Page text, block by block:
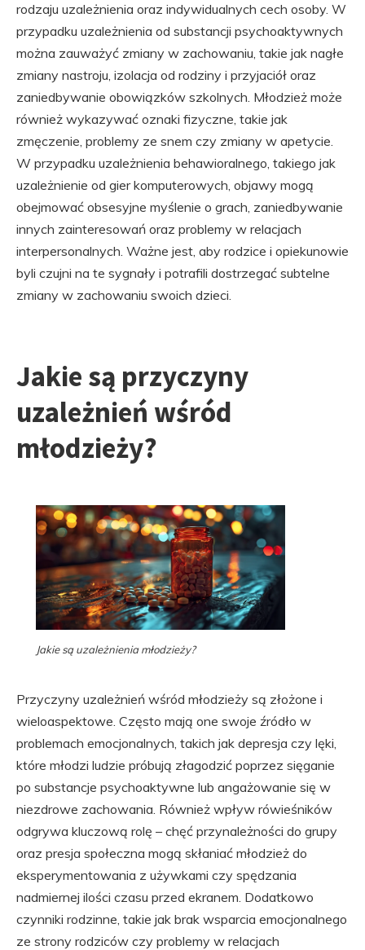
rodzaju uzależnienia oraz indywidualnych cech osoby. W
przypadku uzależnienia od substancji psychoaktywnych
można zauważyć zmiany w zachowaniu, takie jak nagłe
zmiany nastroju, izolacja od rodziny i przyjaciół oraz
zaniedbywanie obowiązków szkolnych. Młodzież może
również wykazywać oznaki fizyczne, takie jak
zmęczenie, problemy ze snem czy zmiany w apetycie.
W przypadku uzależnienia behawioralnego, takiego jak
uzależnienie od gier komputerowych, objawy mogą
obejmować obsesyjne myślenie o grach, zaniedbywanie
innych zainteresowań oraz problemy w relacjach
interpersonalnych. Ważne jest, aby rodzice i opiekunowie
byli czujni na te sygnały i potrafili dostrzegać subtelne
zmiany w zachowaniu swoich dzieci.
Jakie są przyczyny
uzależnień wśród
młodzieży?
Jakie są uzależnienia młodzieży?
Przyczyny uzależnień wśród młodzieży są złożone i
wieloaspektowe. Często mają one swoje źródło w
problemach emocjonalnych, takich jak depresja czy lęki,
które młodzi ludzie próbują złagodzić poprzez sięganie
po substancje psychoaktywne lub angażowanie się w
niezdrowe zachowania. Również wpływ rówieśników
odgrywa kluczową rolę – chęć przynależności do grupy
oraz presja społeczna mogą skłaniać młodzież do
eksperymentowania z używkami czy spędzania
nadmiernej ilości czasu przed ekranem. Dodatkowo
czynniki rodzinne, takie jak brak wsparcia emocjonalnego
ze strony rodziców czy problemy w relacjach